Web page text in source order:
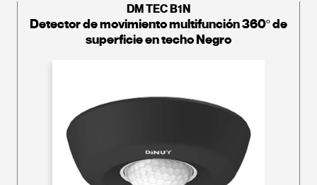
DM TEC B1N
Detector de movimiento multifunción 360º de
superficie en techo Negro